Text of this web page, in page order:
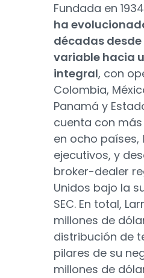
Fundada en
ha
décadas
variable hacia
integral, con
Colombia,
Panamá y
cuenta con
en ocho
ejecutivos, y
broker-dealer
Unidos bajo la
SEC. En total,
millones de
distribución de
pilares de su
millones de